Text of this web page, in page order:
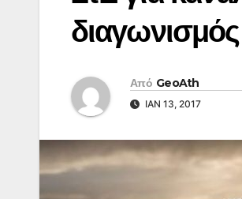
διαγωνισμός
Από GeoAth
ΙΑΝ 13, 2017